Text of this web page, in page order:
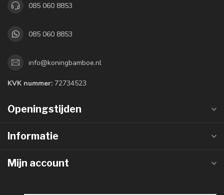
085 060 8853
085 060 8853
info@koningbamboe.nl
KVK nummer: 72734523
Openingstijden
Informatie
Mijn account